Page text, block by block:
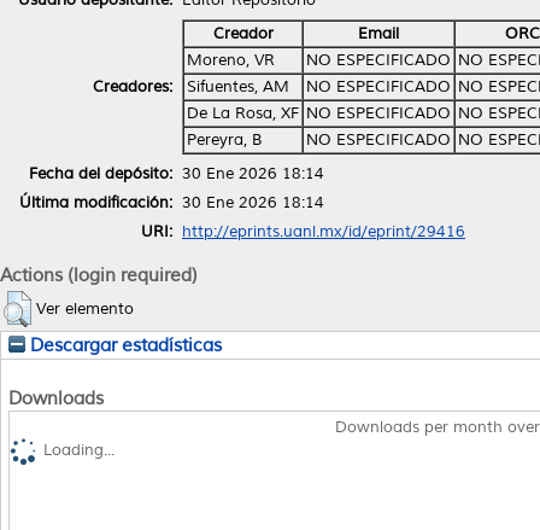
Creadores:
Creador Email
Moreno, VR
NO ESPECIFICADO NO
Sifuentes, AM
NO ESPECIFICADO NO
De La Rosa, XF NO ESPECIFICADO NO
Pereyra, B
NO ESPECIFICADO NO
Fecha del depósito: 30 Ene 2026 18:14
Última modificación: 30 Ene 2026 18:14
URI: http://eprints.uanl.mx/id/eprint/29416
Actions (login required)
Ver elemento
Descargar estadísticas
Downloads
Downloads per month
Loading...